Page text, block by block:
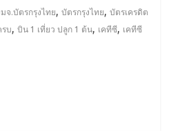
จ.บัตรกรุงไทย,บัตรกรุงไทย,บัตรเครดิต
รบ,บิน 1 เที่ยว ปลูก 1 ต้น, เคทีซี, เคทีซี